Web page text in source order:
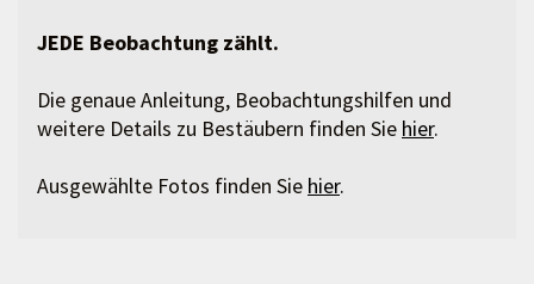
JEDE Beobachtung zählt.
Die genaue Anleitung, Beobachtungshilfen und
weitere Details zu Bestäubern finden Sie hier.
Ausgewählte Fotos finden Sie hier.